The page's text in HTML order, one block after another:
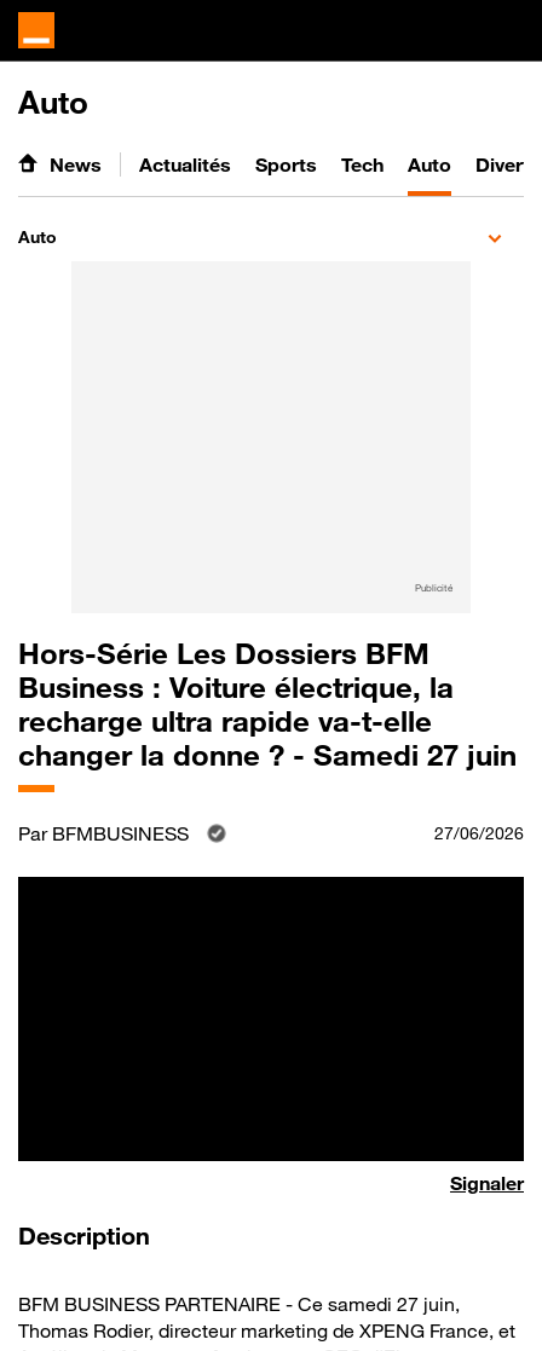
Auto
News Actualités Sports Tech Auto
Auto
Publicité
Hors-Série Les Dossiers BFM
Business : Voiture électrique, la
recharge ultra rapide va-t-elle
changer la donne ? - Samedi 27 juin
Par BFMBUSINESS 27/06/2026
Signaler
Description
BFM BUSINESS PARTENAIRE - Ce samedi 27 juin,
Thomas Rodier, directeur marketing de XPENG France, et